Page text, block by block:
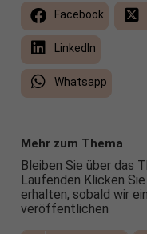
Facebook
LinkedIn
Whatsapp
Mehr zum Thema
Bleiben Sie über das
Laufenden Klicken
erhalten, sobald wir
veröffentlichen